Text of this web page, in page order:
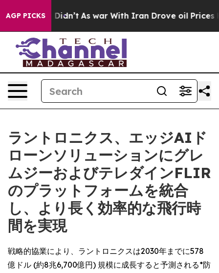
AGP PICKS
it Didn’t As war With Iran Drove oil Prices Higher,
ラントロニクス、エッジAIド
ローンソリューションにグレ
ムジーおよびテレダインFLIR
のプラットフォームを統合
し、より長く効率的な飛行時
間を実現
戦略的協業により、ラントロニクスは2030年までに578
億ドル (約8兆6,700億円) 規模に成長すると予測される*防